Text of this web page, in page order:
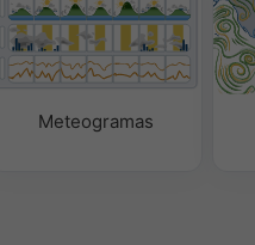
Meteogramas